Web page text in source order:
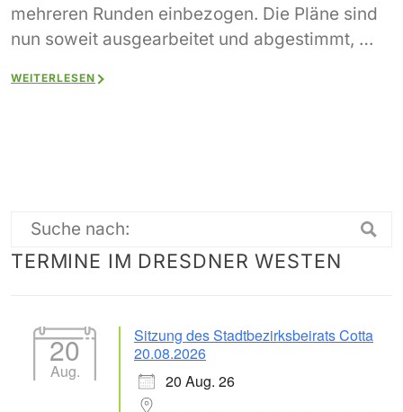
mehreren Runden einbezogen. Die Pläne sind
nun soweit ausgearbeitet und abgestimmt, …
WEITERLESEN
Suche
nach:
TERMINE IM DRESDNER WESTEN
20
Aug.
Sitzung des Stadtbezirksbeirats Cotta
20.08.2026
20 Aug. 26